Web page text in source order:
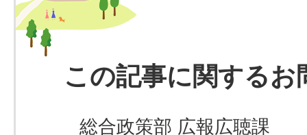
この記事に関するお
総合政策部 広報広聴課